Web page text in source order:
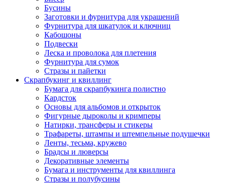
Бусины
Заготовки и фурнитура для украшений
Фурнитура для шкатулок и ключниц
Кабошоны
Подвески
Леска и проволока для плетения
Фурнитура для сумок
Стразы и пайетки
Скрапбукинг и квиллинг
Бумага для скрапбукинга полистно
Кардсток
Основы для альбомов и открыток
Фигурные дыроколы и кримперы
Натирки, трансферы и стикеры
Трафареты, штампы и штемпельные подушечки
Ленты, тесьма, кружево
Брадсы и люверсы
Декоративные элементы
Бумага и инструменты для квиллинга
Стразы и полубусины